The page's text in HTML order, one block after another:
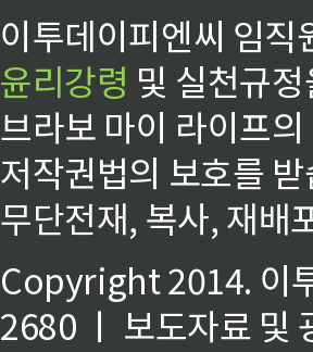
이투데이피엔씨 임
윤리강령 및 실천규
브라보 마이 라이프
저작권법의 보호를
무단전재, 복사, 재배
Copyright 2014. 이
2680 ㅣ 보도자료